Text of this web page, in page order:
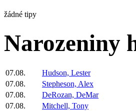
žádné tipy
Narozeniny
07.08.
Hudson, Lester
07.08.
Stepheson, Alex
07.08.
DeRozan, DeMar
07.08.
Mitchell, Tony